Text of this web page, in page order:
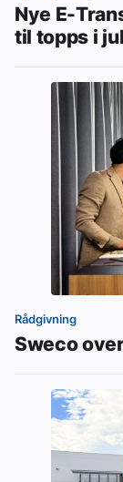
Nye E-
til topps i
Rådgivning
Sweco